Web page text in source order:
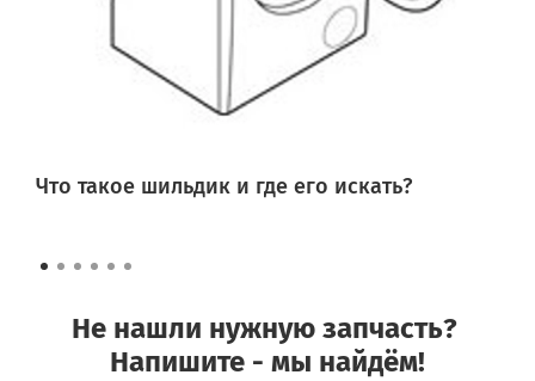
Что такое шильдик и где его искать?
Не нашли нужную запчасть?
Напишите - мы найдём!